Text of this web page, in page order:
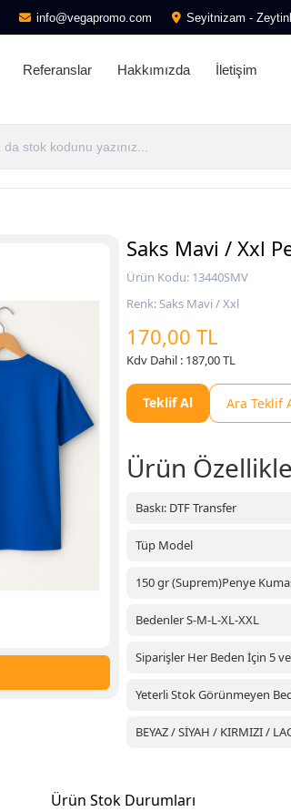
info@vegapromo.com Seyitnizam -
Referanslar Hakkımızda İletişim
Saks Mavi / Xxl
Ürün Kodu: 13440SMV
Renk: Saks Mavi / Xxl
170,00 TL
Kdv Dahil : 187,00 TL
Teklif Al Ara Teklif
Ürün
Baskı: DTF Transfer
Tüp Model
150 gr (Suprem)Penye
Bedenler S-M-L-XL-XXL
Siparişler Her Beden İçin 5
Yeterli Stok Görünmeyen
BEYAZ / SİYAH / KIRMIZI /
Ürün Stok Durumları